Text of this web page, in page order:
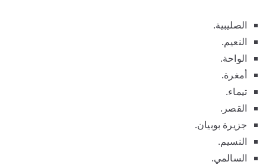
الصليبية.
النعيم.
الواحة.
أمغرة.
تيماء.
القصر.
جزيرة بوبيان.
النسيم.
السالمي.